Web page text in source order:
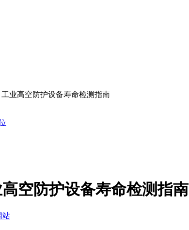
业高空防护设备寿命检测指南
空防护设备寿命检测指南
站